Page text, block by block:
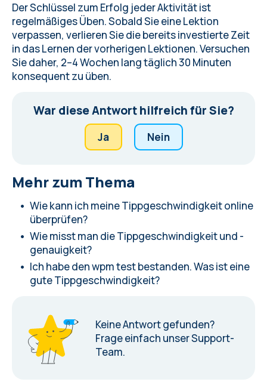
Der Schlüssel zum Erfolg jeder Aktivität ist
regelmäßiges Üben. Sobald Sie eine Lektion
verpassen, verlieren Sie die bereits investierte Zeit
in das Lernen der vorherigen Lektionen. Versuchen
Sie daher, 2–4 Wochen lang täglich 30 Minuten
konsequent zu üben.
War diese Antwort hilfreich für Sie?
Ja Nein
Mehr zum Thema
Wie kann ich meine Tippgeschwindigkeit online
überprüfen?
Wie misst man die Tippgeschwindigkeit und -
genauigkeit?
Ich habe den wpm test bestanden. Was ist eine
gute Tippgeschwindigkeit?
Keine Antwort gefunden?
Frage einfach unser Support-
Team.